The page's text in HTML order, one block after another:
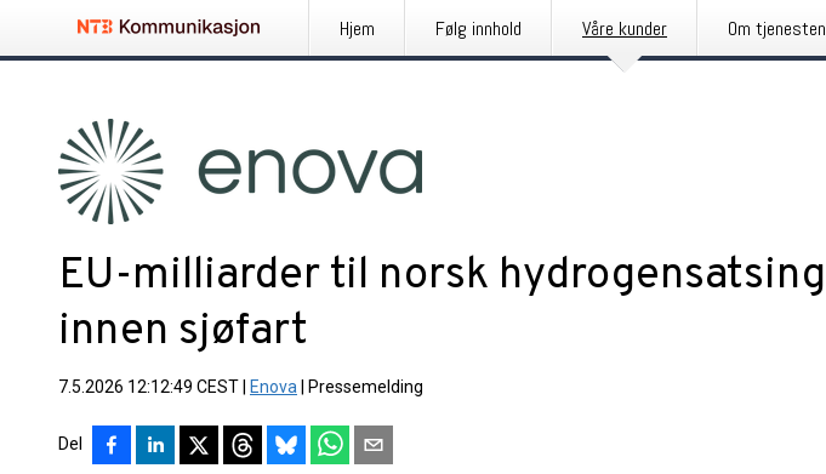
Hjem Følg innhold Våre kunder Om tjenesten
EU-milliarder til norsk hydrogensatsing
innen sjøfart
7.5.2026 12:12:49 CEST Enova Pressemelding
Del